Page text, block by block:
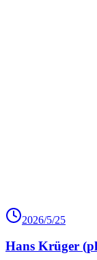
2026/5/25
Hans Krüger